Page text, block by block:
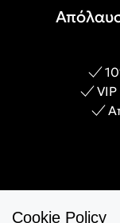
Cookie Policy